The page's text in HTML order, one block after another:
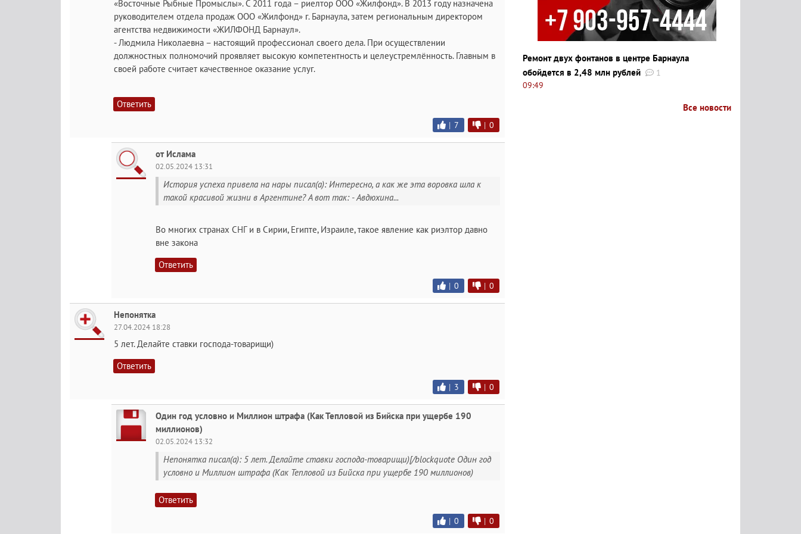
«Восточные Рыбные Промыслы». С 2011 года – риелтор ООО «Жилфонд». В 2013 году назначена
руководителем отдела продаж ООО «Жилфонд» г. Барнаула, затем региональным директором
агентства недвижимости «ЖИЛФОНД Барнаул».
- Людмила Николаевна – настоящий профессионал своего дела. При осуществлении
должностных полномочий проявляет высокую компетентность и целеустремлённость. Главным в
своей работе считает качественное оказание услуг.
Ответить
| 7 | 0
от Ислама
02.05.2024 13:31
История успеха привела на нары писал(а): Интересно, а как же эта воровка шла к
такой красивой жизни в Аргентине? А вот так: - Авдюхина...
Во многих странах СНГ и в Сирии, Египте, Израиле, такое явление как риэлтор давно
вне закона
Ответить
| 0 | 0
Непонятка
27.04.2024 18:28
5 лет. Делайте ставки господа-товарищи)
Ответить
| 3 | 0
Один год условно и Миллион штрафа (Как Тепловой из Бийска при ущербе 190
миллионов)
02.05.2024 13:32
Непонятка писал(а): 5 лет. Делайте ставки господа-товарищи)[/blockquote Один год
условно и Миллион штрафа (Как Тепловой из Бийска при ущербе 190 миллионов)
Ответить
| 0 | 0
Ремонт двух фонтанов в центре Барнаула
обойдется в 2,48 млн рублей
1
09:49
Все новости